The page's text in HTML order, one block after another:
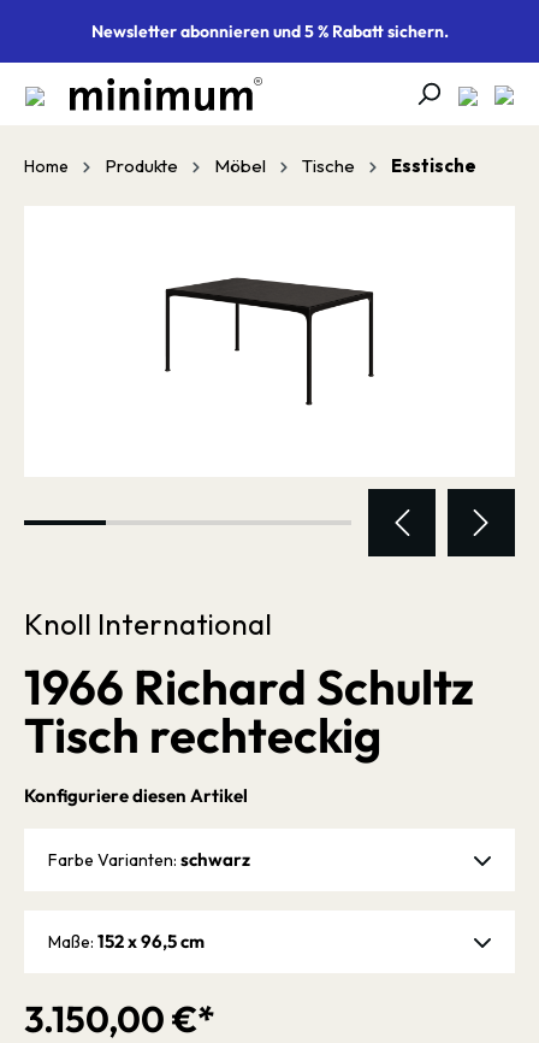
springenNewsletter abonnieren und 5 % Rabatt sichern.
Home Produkte Möbel Tische Esstische
Knoll International
1966 Richard Schultz
Tisch rechteckig
3.150,00 €*
Konfiguriere diesen Artikel
Farbe Varianten: schwarz
Maße: 152 x 96,5 cm